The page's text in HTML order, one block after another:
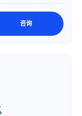
咨询